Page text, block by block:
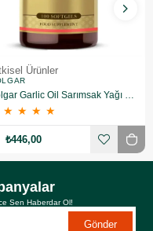
Ürünler
Solgar Garlic Oil Sarımsak Yağı 100 Kapsül
★ ★ ★ ★
₺446,00
Sen Haberdar Ol!
Gönder